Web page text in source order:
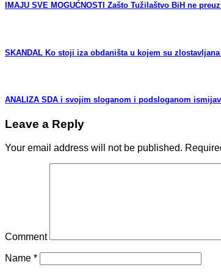
IMAJU SVE MOGUĆNOSTI Zašto Tužilaštvo BiH ne
SKANDAL Ko stoji iza obdaništa u kojem su
ANALIZA SDA i svojim sloganom i podsloganom
Leave a Reply
Your email address will not be published.
Comment
Name *